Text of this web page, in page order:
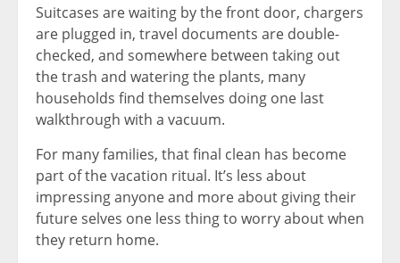
Suitcases are waiting by the front door, chargers
are plugged in, travel documents are double-
checked, and somewhere between taking out
the trash and watering the plants, many
households find themselves doing one last
walkthrough with a vacuum.
For many families, that final clean has become
part of the vacation ritual. It’s less about
impressing anyone and more about giving their
future selves one less thing to worry about when
they return home.